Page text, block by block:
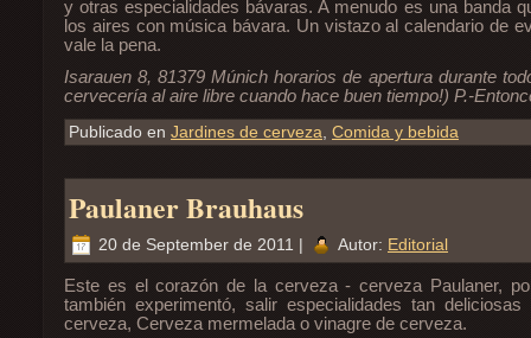
y otras especialidades bávaras. A menudo es una banda
los aires con música bávara. Un vistazo al calendario de
vale la pena.
Isarauen 8, 81379 Múnich horarios de apertura durante
cervecería al aire libre cuando hace buen tiempo!) P.-
Publicado en Jardines de cerveza, Comida y bebida
Paulaner Brauhaus
20 de September de 2011 | Autor: Editorial
Este es el corazón de la cerveza - cerveza Paulaner,
también experimentó, salir especialidades tan
cerveza, Cerveza mermelada o vinagre de cerveza.